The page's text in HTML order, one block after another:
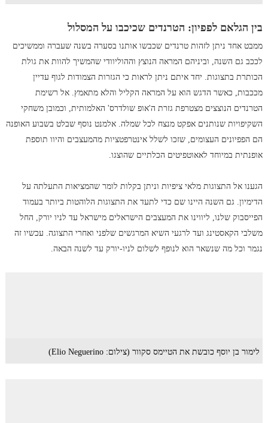
בין הגלאם לפפיון: הטרנדים שכיכבו על המסלול
ממבט אחד ניתן לזהות טרנדים שכבשו אותנו בסערה בשנה שעברה וממשיכים
לככב גם השנה, וביניהם המראה הנוצץ וההוליוודי שהמשיך להוות את גולת
הכותרת בתצוגות. יחד איתם ניתן לראות כי הגזרות הצמודות לגוף עדיין
מככבות, כאשר הדגש הוא על המראה הקליל והלא מתאמץ. אל רשימת
הטרנדים הנוצצים מצטרפת גזרת ה'אופ שולדרס' האלמותית, וכמובן משחקי
השקיפויות שנותנים אפקט מנצח לכל שמלה. אלמנט נוסף שבלט בשבוע האופנה
הם הפפיונים העצומים, שזכו לשלל אינטרפטציות מהמעצבים והיוו תוספת
אופנתית במיוחד לאאוטפיטים הכלתיים שהוצגו.
הגענו אל התצוגות מלאי ציפיות וניתן בקלות לומר שהמציאות התעלתה על
הדימיון. גם השנה היינו שם כדי לתעד את התצוגות הלוהטות ביותר בעמוד
הפייסבוק שלנו, ליווינו את המעצבים הישראלים מישראל עד לניו יורק, החל
משלבי הקאסטינג ועד לרגעי השיא המרגשים שלפני ואחרי התצוגה. עכשיו זה
נגמר וכל מה שנשאר הוא לנופף לשלום לניו-יורק עד לשנה הבאה.
לימור בן יוסף כובשת את הטיימס סקוור (צילום: Elio Neguerino)